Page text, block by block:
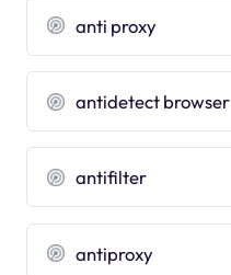
anti proxy
antidetect browser
antifilter
antiproxy